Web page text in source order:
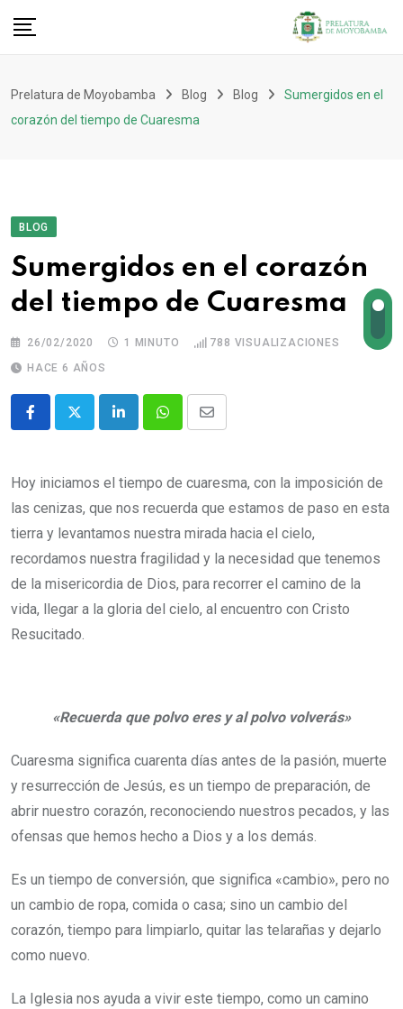
Prelatura de Moyobamba Blog Blog
Sumergidos en el
corazón del tiempo de Cuaresma
BLOG
Sumergidos en el corazón
del tiempo de Cuaresma
26/02/2020 1 MINUTO 788 VISUALIZACIONES
HACE 6 AÑOS
Hoy iniciamos el tiempo de cuaresma, con la imposición de
las cenizas, que nos recuerda que estamos de paso en esta
tierra y levantamos nuestra mirada hacia el cielo,
recordamos nuestra fragilidad y la necesidad que tenemos
de la misericordia de Dios, para recorrer el camino de la
vida, llegar a la gloria del cielo, al encuentro con Cristo
Resucitado.
«Recuerda que polvo eres y al polvo volverás»
Cuaresma significa cuarenta días antes de la pasión, muerte
y resurrección de Jesús, es un tiempo de preparación, de
abrir nuestro corazón, reconociendo nuestros pecados, y las
ofensas que hemos hecho a Dios y a los demás.
Es un tiempo de conversión, que significa «cambio», pero no
un cambio de ropa, comida o casa; sino un cambio del
corazón, tiempo para limpiarlo, quitar las telarañas y dejarlo
como nuevo.
La Iglesia nos ayuda a vivir este tiempo, como un camino